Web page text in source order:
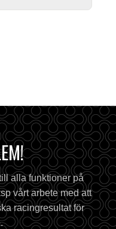
alla funktioner på
vårt arbete med att
racingresultat för